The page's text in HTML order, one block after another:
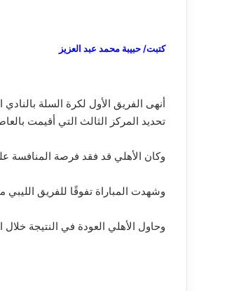
كتبت/ حبيبة محمد عبد العزيز
تحديد المركز الثالث التي أقيمت
وكان الأهلي قد فقد فرصة المنافسة على اللقب عقب خسارته أمام
وشهدت المباراة تفوقًا للفريق الليبي منذ البداية، حيث حسم الفترة
وحاول الأهلي العودة في النتيجة خلال